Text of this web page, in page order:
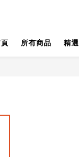
所有商品 精